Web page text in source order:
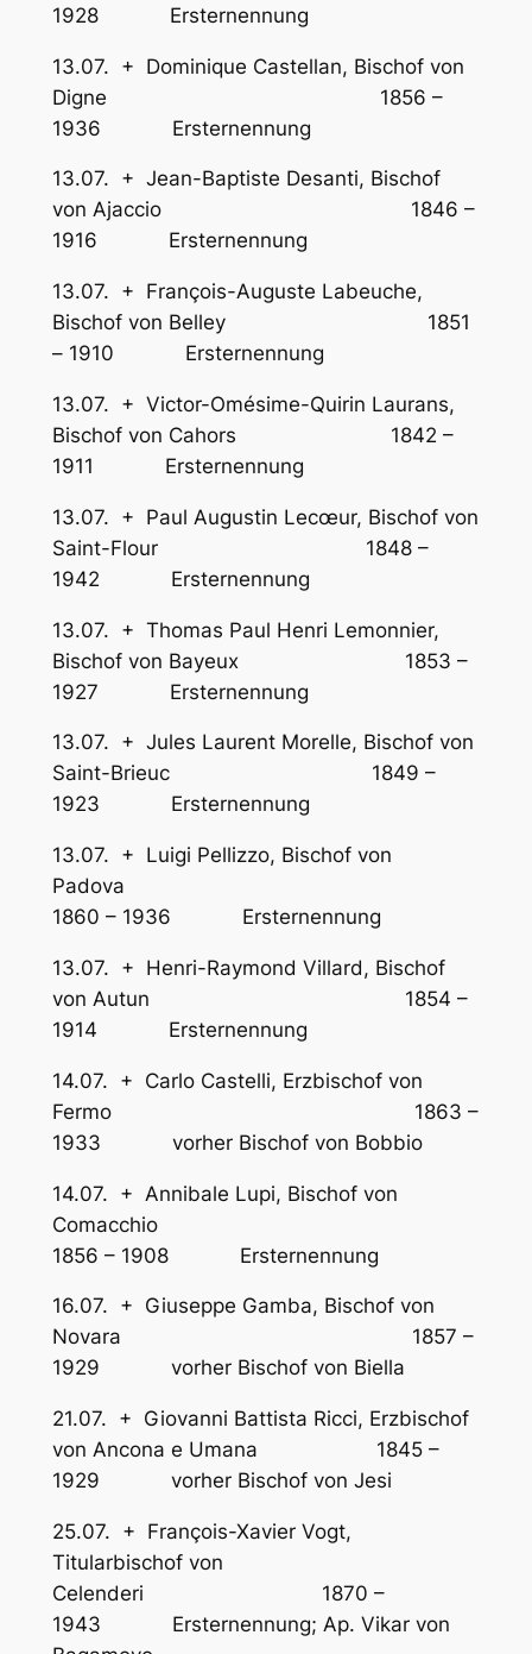
1928 Ersternennung
13.07. + Dominique Castellan, Bischof von
Digne 1856 –
1936 Ersternennung
13.07. + Jean-Baptiste Desanti, Bischof
von Ajaccio 1846 –
1916 Ersternennung
13.07. + François-Auguste Labeuche,
Bischof von Belley 1851
– 1910 Ersternennung
13.07. + Victor-Omésime-Quirin Laurans,
Bischof von Cahors 1842 –
1911 Ersternennung
13.07. + Paul Augustin Lecœur, Bischof von
Saint-Flour 1848 –
1942 Ersternennung
13.07. + Thomas Paul Henri Lemonnier,
Bischof von Bayeux 1853 –
1927 Ersternennung
13.07. + Jules Laurent Morelle, Bischof von
Saint-Brieuc 1849 –
1923 Ersternennung
13.07. + Luigi Pellizzo, Bischof von
Padova
1860 – 1936 Ersternennung
13.07. + Henri-Raymond Villard, Bischof
von Autun 1854 –
1914 Ersternennung
14.07. + Carlo Castelli, Erzbischof von
Fermo 1863 –
1933 vorher Bischof von Bobbio
14.07. + Annibale Lupi, Bischof von
Comacchio
1856 – 1908 Ersternennung
16.07. + Giuseppe Gamba, Bischof von
Novara 1857 –
1929 vorher Bischof von Biella
21.07. + Giovanni Battista Ricci, Erzbischof
von Ancona e Umana 1845 –
1929 vorher Bischof von Jesi
25.07. + François-Xavier Vogt,
Titularbischof von
Celenderi 1870 –
1943 Ersternennung; Ap. Vikar von